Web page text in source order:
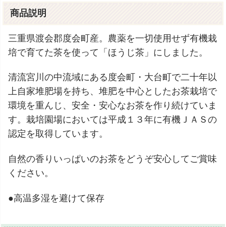
商品説明
三重県渡会郡度会町産。農薬を一切使用せず有機栽
培で育てた茶を使って「ほうじ茶」にしました。
清流宮川の中流域にある度会町・大台町で二十年以
上自家堆肥場を持ち、堆肥を中心としたお茶栽培で
環境を重んじ、安全・安心なお茶を作り続けていま
す。栽培園場においては平成１３年に有機ＪＡＳの
認定を取得しています。
自然の香りいっぱいのお茶をどうぞ安心してご賞味
ください。
●高温多湿を避けて保存